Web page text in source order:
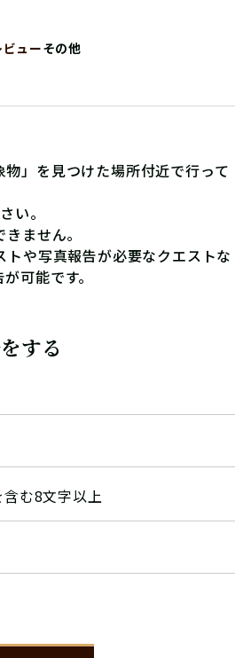
ューその他
」を見つけた場所付近で行って
い。
ません。
や写真報告が必要なクエストな
可能です。
する
む8文字以上